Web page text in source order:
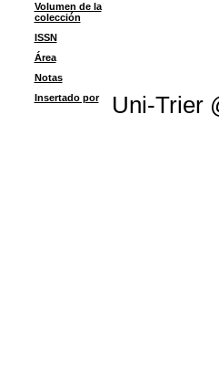
Volumen de la
colección
ISSN
Área
Notas
Insertado por
Uni-Trier